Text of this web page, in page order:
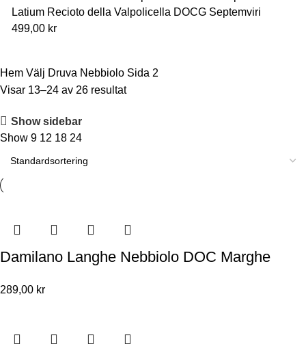
Latium Recioto della Valpolicella DOCG Septemviri
499,00 kr
Hem Välj Druva Nebbiolo Sida 2
Visar 13–24 av 26 resultat
Show sidebar
Show 9 12 18 24
Damilano Langhe Nebbiolo DOC Marghe
289,00 kr